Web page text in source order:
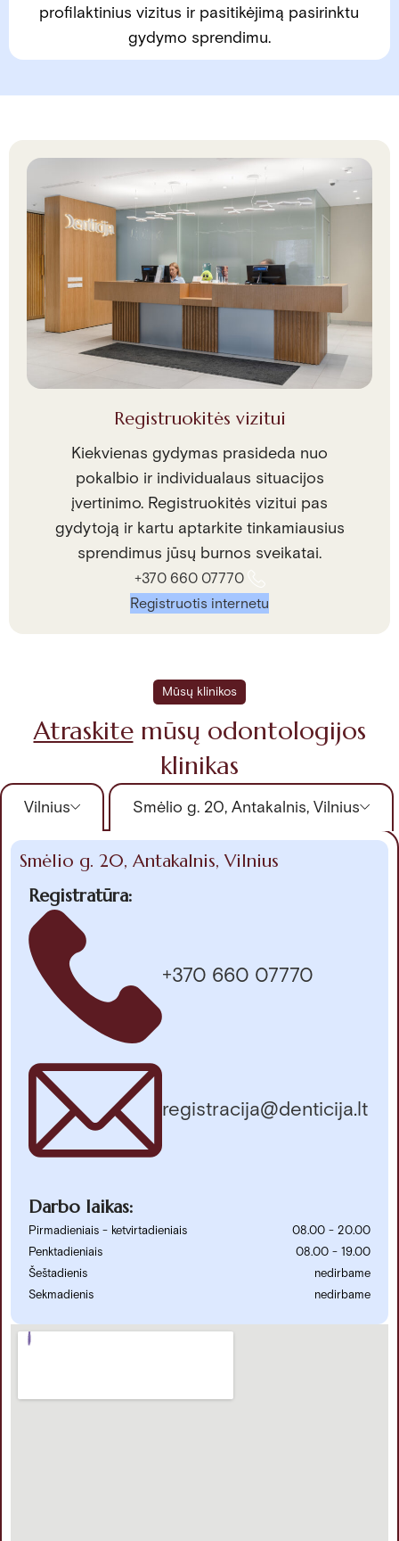
profilaktinius vizitus ir pasitikėjimą pasirinktu
gydymo sprendimu.
Registruokitės vizitui
Kiekvienas gydymas prasideda nuo
pokalbio ir individualaus situacijos
įvertinimo. Registruokitės vizitui pas
gydytoją ir kartu aptarkite tinkamiausius
sprendimus jūsų burnos sveikatai.
+370 660 07770
Registruotis internetu
Mūsų klinikos
Atraskitemūsų odontologijos
klinikas
Vilnius Smėlio g. 20, Antakalnis, Vilnius
Smėlio g. 20, Antakalnis, Vilnius
Registratūra:
+370 660 07770
registracija@denticija.lt
Darbo laikas:
Pirmadieniais - ketvirtadieniais
08.00 - 20.00
Penktadieniais
08.00 - 19.00
Šeštadienis
nedirbame
Sekmadienis
nedirbame